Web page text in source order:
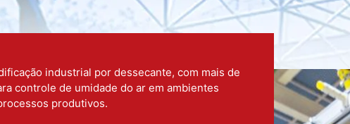
industrial por dessecante, com mais de
controle de umidade do ar em ambientes
produtivos.